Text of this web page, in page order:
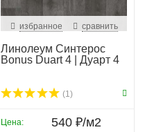
избранное сравнить
Линолеум Синтерос
Bonus Duart 4 | Дуарт 4
(1)
Цена: 540 ₽/м2